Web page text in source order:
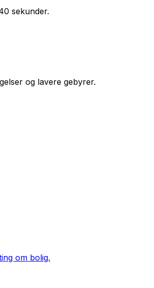
sekunder.
og lavere gebyrer.
om bolig.